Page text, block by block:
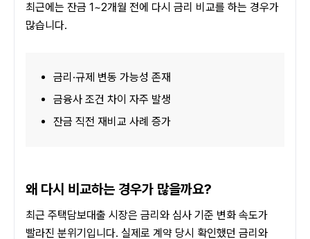
최근에는 잔금 1~2개월 전에 다시 금리 비교를 하는 경우가
많습니다.
금리·규제 변동 가능성 존재
금융사 조건 차이 자주 발생
잔금 직전 재비교 사례 증가
왜 다시 비교하는 경우가 많을까요?
최근 주택담보대출 시장은 금리와 심사 기준 변화 속도가
빨라진 분위기입니다. 실제로 계약 당시 확인했던 금리와